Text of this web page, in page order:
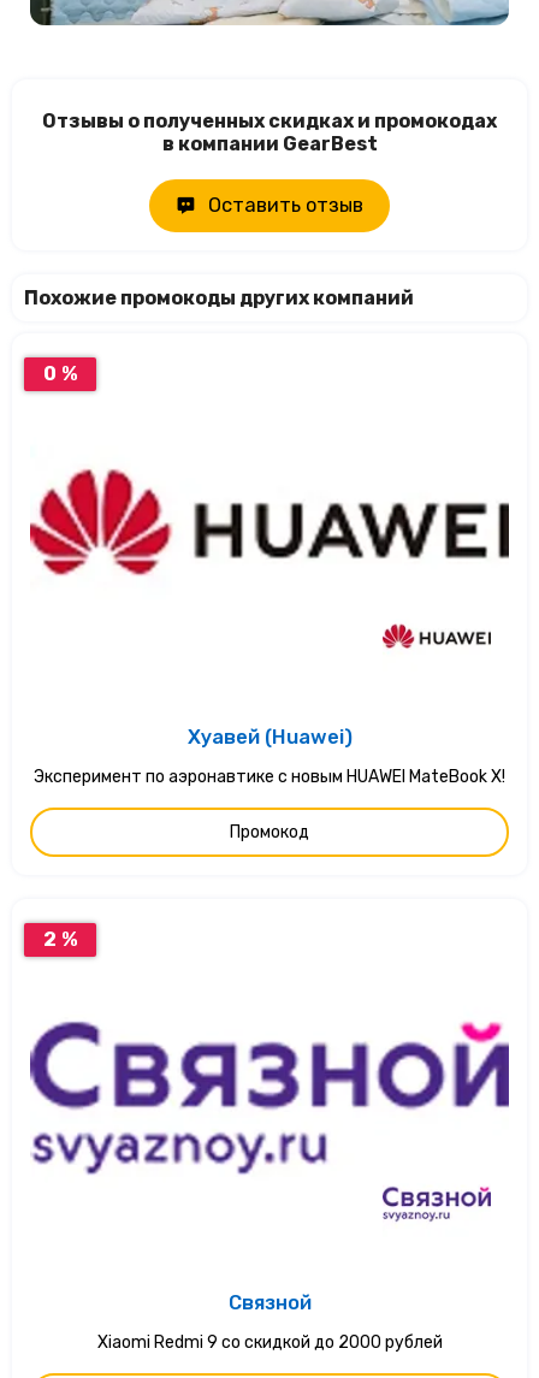
Отзывы о полученных скидках и промокодах
в компании GearBest
Оставить отзыв
Похожие промокоды других компаний
0 %
Хуавей (Huawei)
Эксперимент по аэронавтике с новым HUAWEI MateBook X!
Промокод
2 %
Связной
Xiaomi Redmi 9 со скидкой до 2000 рублей